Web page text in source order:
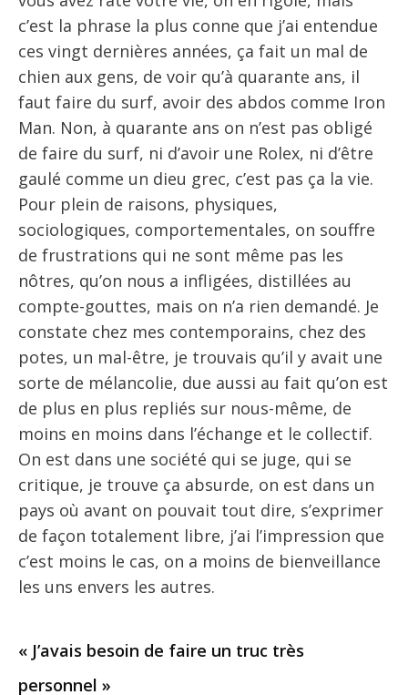
c’est la phrase la plus conne que j’ai entendue
ces vingt dernières années, ça fait un mal de
chien aux gens, de voir qu’à quarante ans, il
faut faire du surf, avoir des abdos comme Iron
Man. Non, à quarante ans on n’est pas obligé
de faire du surf, ni d’avoir une Rolex, ni d’être
gaulé comme un dieu grec, c’est pas ça la vie.
Pour plein de raisons, physiques,
sociologiques, comportementales, on souffre
de frustrations qui ne sont même pas les
nôtres, qu’on nous a infligées, distillées au
compte-gouttes, mais on n’a rien demandé. Je
constate chez mes contemporains, chez des
potes, un mal-être, je trouvais qu’il y avait une
sorte de mélancolie, due aussi au fait qu’on est
de plus en plus repliés sur nous-même, de
moins en moins dans l’échange et le collectif.
On est dans une société qui se juge, qui se
critique, je trouve ça absurde, on est dans un
pays où avant on pouvait tout dire, s’exprimer
de façon totalement libre, j’ai l’impression que
c’est moins le cas, on a moins de bienveillance
les uns envers les autres.
« J’avais besoin de faire un truc très
personnel »